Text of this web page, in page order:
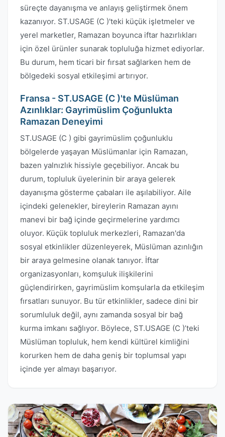
süreçte dayanışma ve anlayış geliştirmek önem
kazanıyor. ST.USAGE (C )'teki küçük işletmeler ve
yerel marketler, Ramazan boyunca iftar hazırlıkları
için özel ürünler sunarak topluluğa hizmet ediyorlar.
Bu durum, hem ticari bir fırsat sağlarken hem de
bölgedeki sosyal etkileşimi artırıyor.
Fransa - ST.USAGE (C )'te Müslüman
Azınlıklar: Gayrimüslim Çoğunlukta
Ramazan Deneyimi
ST.USAGE (C ) gibi gayrimüslim çoğunluklu
bölgelerde yaşayan Müslümanlar için Ramazan,
bazen yalnızlık hissiyle geçebiliyor. Ancak bu
durum, topluluk üyelerinin bir araya gelerek
dayanışma gösterme çabaları ile aşılabiliyor. Aile
içindeki gelenekler, bireylerin Ramazan ayını
manevi bir bağ içinde geçirmelerine yardımcı
oluyor. Küçük topluluk merkezleri, Ramazan'da
sosyal etkinlikler düzenleyerek, Müslüman azınlığın
bir araya gelmesine olanak tanıyor. İftar
organizasyonları, komşuluk ilişkilerini
güçlendirirken, gayrimüslim komşularla da etkileşim
fırsatları sunuyor. Bu tür etkinlikler, sadece dini bir
sorumluluk değil, aynı zamanda sosyal bir bağ
kurma imkanı sağlıyor. Böylece, ST.USAGE (C )’teki
Müslüman topluluk, hem kendi kültürel kimliğini
korurken hem de daha geniş bir toplumsal yapı
içinde yer almayı başarıyor.